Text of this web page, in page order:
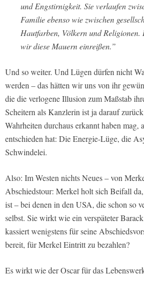
und Engstirnigkeit. Sie verlaufen
Familie ebenso wie zwischen
Hautfarben, Völkern und Religionen.
wir diese Mauern einreißen.”
Und so weiter. Und Lügen dürfen nicht
werden – das hätten wir uns von ihr
die die verlogene Illusion zum Maßstab
Scheitern als Kanzlerin ist ja darauf
Wahrheiten durchaus erkannt haben mag,
entschieden hat: Die Energie-Lüge, die
Schwindelei.
Also: Im Westen nichts Neues – von
Abschiedstour: Merkel holt sich Beifall
ist – bei denen in den USA, die schon so
selbst. Sie wirkt wie ein verspäteter
kassiert wenigstens für seine
bereit, für Merkel Eintritt zu bezahlen?
Es wirkt wie der Oscar für das